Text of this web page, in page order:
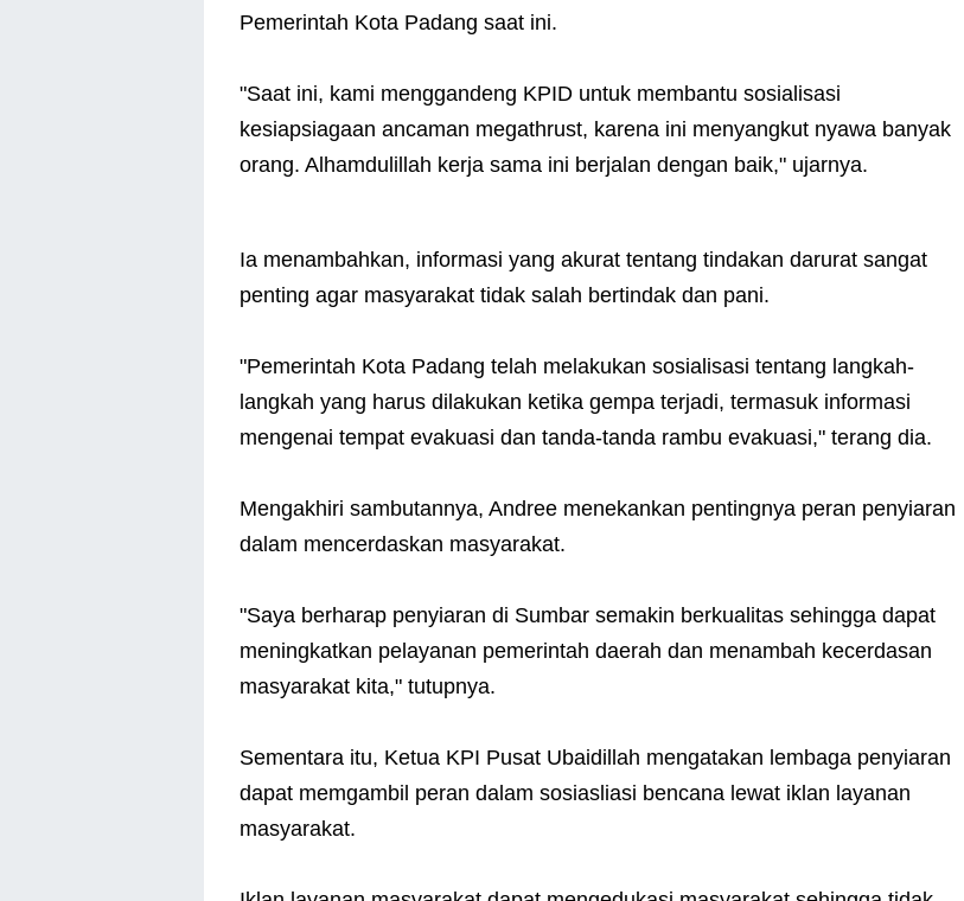
Pemerintah Kota Padang saat ini.
"Saat ini, kami menggandeng KPID untuk membantu sosialisasi
kesiapsiagaan ancaman megathrust, karena ini menyangkut nyawa banyak
orang. Alhamdulillah kerja sama ini berjalan dengan baik," ujarnya.
Ia menambahkan, informasi yang akurat tentang tindakan darurat sangat
penting agar masyarakat tidak salah bertindak dan pani.
"Pemerintah Kota Padang telah melakukan sosialisasi tentang langkah-
langkah yang harus dilakukan ketika gempa terjadi, termasuk informasi
mengenai tempat evakuasi dan tanda-tanda rambu evakuasi," terang dia.
Mengakhiri sambutannya, Andree menekankan pentingnya peran penyiaran
dalam mencerdaskan masyarakat.
"Saya berharap penyiaran di Sumbar semakin berkualitas sehingga dapat
meningkatkan pelayanan pemerintah daerah dan menambah kecerdasan
masyarakat kita," tutupnya.
Sementara itu, Ketua KPI Pusat Ubaidillah mengatakan lembaga penyiaran
dapat memgambil peran dalam sosiasliasi bencana lewat iklan layanan
masyarakat.